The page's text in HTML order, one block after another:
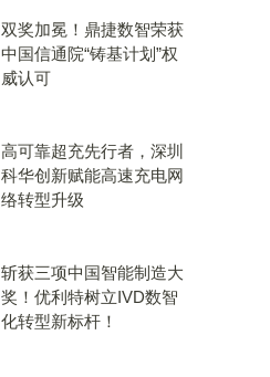
双奖加冕！鼎捷数智荣获
中国信通院“铸基计划”权
威认可
高可靠超充先行者，深圳
科华创新赋能高速充电网
络转型升级
斩获三项中国智能制造大
奖！优利特树立IVD数智
化转型新标杆！